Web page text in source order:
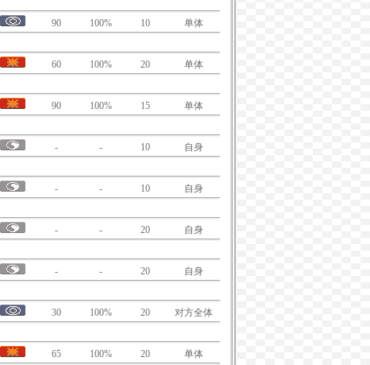
90 100% 10
单体
60 100% 20
单体
90 100% 15
单体
- - 10
自身
- - 10
自身
- - 20
自身
- - 20
自身
30 100% 20
对方全体
65 100% 20 单体